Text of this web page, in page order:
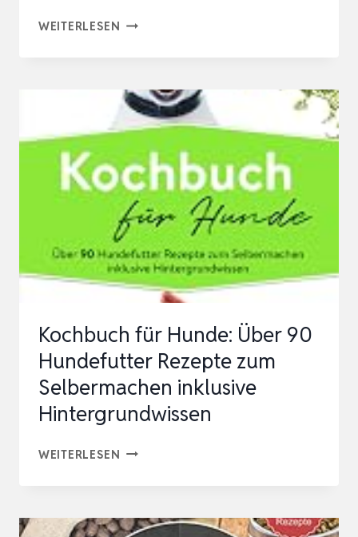
WEITERLESEN REZEPTE
HUNDEKEKSE
AUS
BACKMATTE:
HUNDELECKERLIES
&
HUNDEKEKSE
BACKEN
IN
BACK…
Kochbuch für Hunde: Über 90
Hundefutter Rezepte zum
Selbermachen inklusive
Hintergrundwissen
WEITERLESEN KOCHBUCH
ÜBER